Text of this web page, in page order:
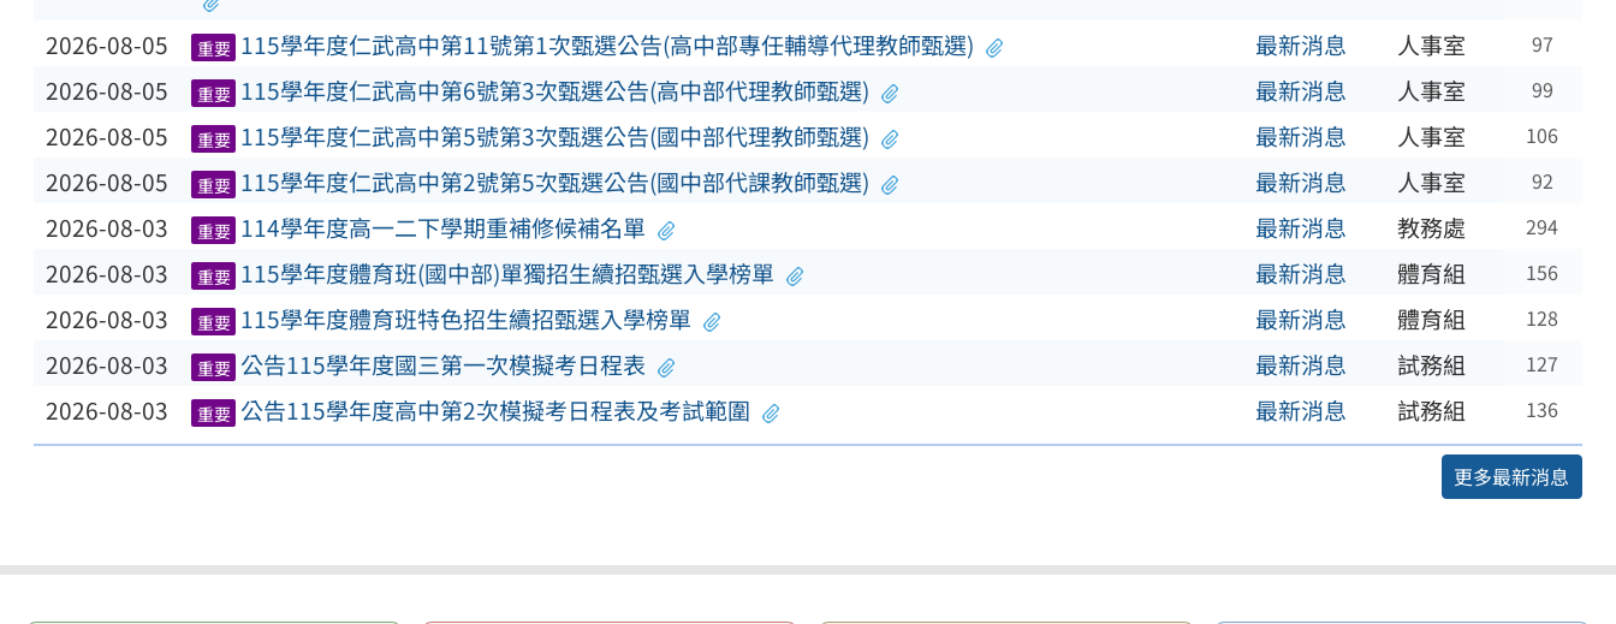
2026-08-05 重要 115學年度仁武高中第11號第1次甄選公告(高中部專任輔導代理教師甄選) 最新消息 人事室 97
2026-08-05 重要 115學年度仁武高中第6號第3次甄選公告(高中部代理教師甄選) 最新消息 人事室 99
2026-08-05 重要 115學年度仁武高中第5號第3次甄選公告(國中部代理教師甄選) 最新消息 人事室 106
2026-08-05 重要 115學年度仁武高中第2號第5次甄選公告(國中部代課教師甄選) 最新消息 人事室 92
2026-08-03 重要 114學年度高一二下學期重補修候補名單 最新消息 教務處 294
2026-08-03 重要 115學年度體育班(國中部)單獨招生續招甄選入學榜單 最新消息 體育組 156
2026-08-03 重要 115學年度體育班特色招生續招甄選入學榜單 最新消息 體育組 128
2026-08-03 重要 公告115學年度國三第一次模擬考日程表 最新消息 試務組 127
2026-08-03 重要 公告115學年度高中第2次模擬考日程表及考試範圍 最新消息 試務組 136
更多最新消息